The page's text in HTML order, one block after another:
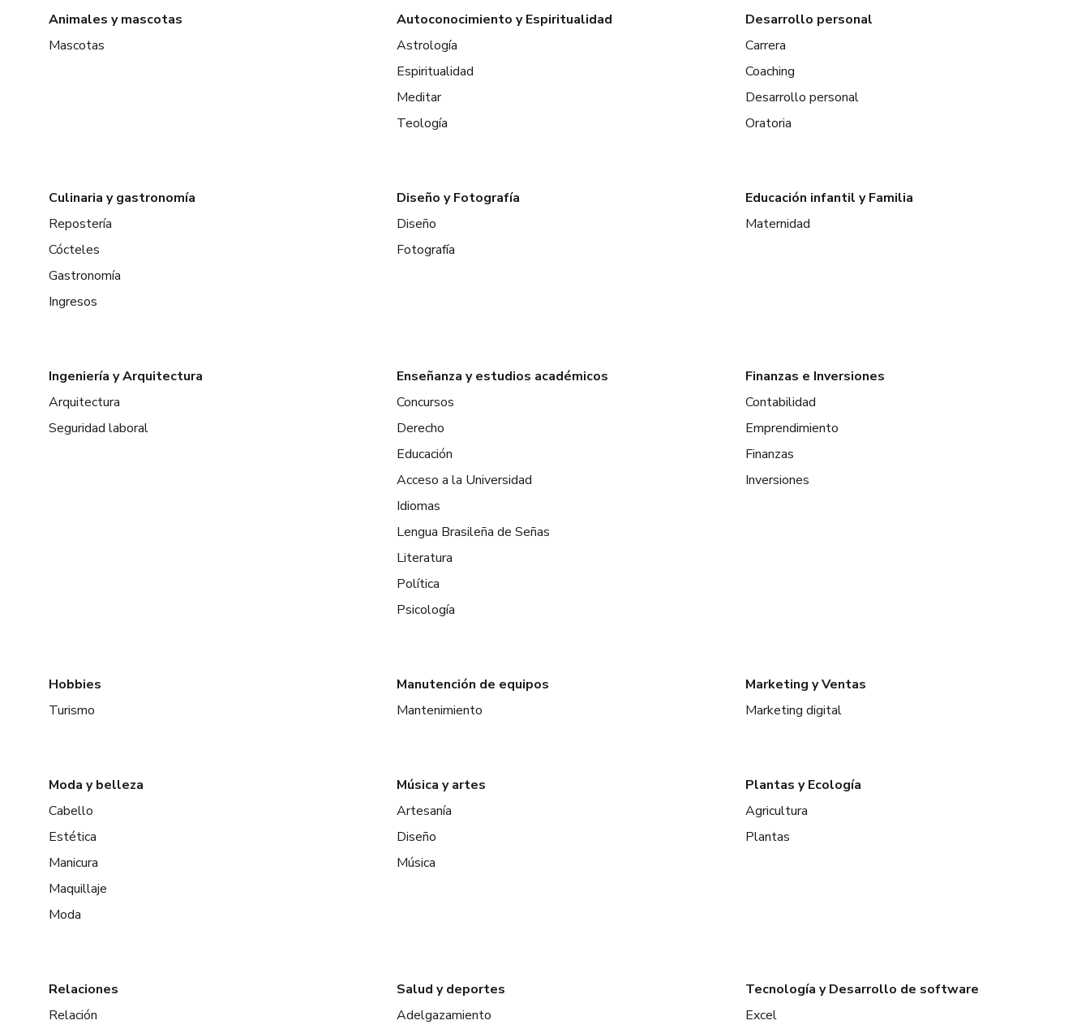
Animales y mascotas
Mascotas
Autoconocimiento y Espiritualidad
Astrología
Espiritualidad
Meditar
Teología
Desarrollo personal
Carrera
Coaching
Desarrollo personal
Oratoria
Culinaria y gastronomía
Repostería
Cócteles
Gastronomía
Ingresos
Diseño y Fotografía
Diseño
Fotografía
Educación infantil y Familia
Maternidad
Ingeniería y Arquitectura
Arquitectura
Seguridad laboral
Enseñanza y estudios académicos
Concursos
Derecho
Educación
Acceso a la Universidad
Idiomas
Lengua Brasileña de Señas
Literatura
Política
Psicología
Finanzas e Inversiones
Contabilidad
Emprendimiento
Finanzas
Inversiones
Hobbies
Turismo
Manutención de equipos
Mantenimiento
Marketing y Ventas
Marketing digital
Moda y belleza
Cabello
Estética
Manicura
Maquillaje
Moda
Música y artes
Artesanía
Diseño
Música
Plantas y Ecología
Agricultura
Plantas
Relaciones
Relación
Salud y deportes
Adelgazamiento
Tecnología y Desarrollo de software
Excel